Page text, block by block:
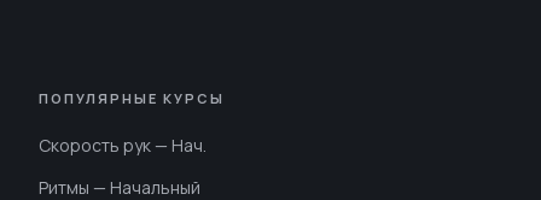
ПОПУЛЯРНЫЕ КУРСЫ
Скорость рук — Нач.
Ритмы — Начальный